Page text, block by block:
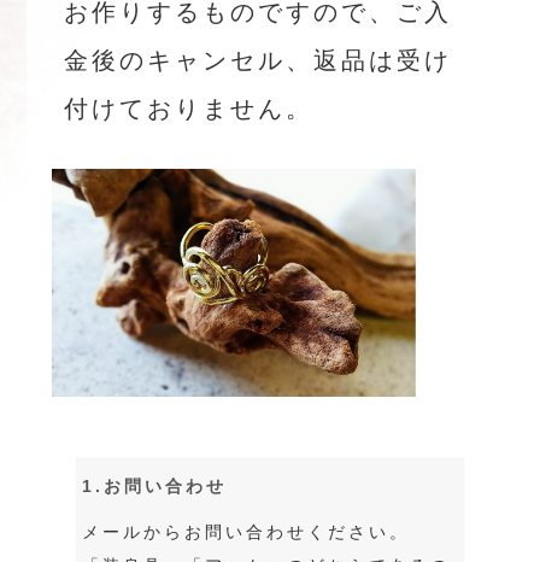
お作りするものですので、ご入
金後のキャンセル、返品は受け
付けておりません。
1.お問い合わせ
メールからお問い合わせください。